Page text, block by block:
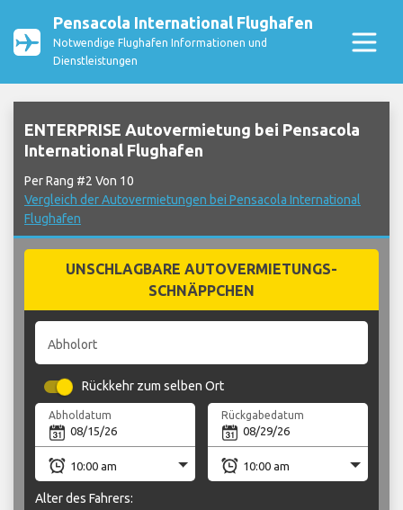
Pensacola International Flughafen
Notwendige Flughafen Informationen und
Dienstleistungen
ENTERPRISE Autovermietung bei Pensacola
International Flughafen
Per Rang #2 Von 10
Vergleich der Autovermietungen bei Pensacola International
Flughafen
UNSCHLAGBARE AUTOVERMIETUNGS-
SCHNÄPPCHEN
Abholort
Rückkehr zum selben Ort
Abholdatum Rückgabedatum
Alter des Fahrers: